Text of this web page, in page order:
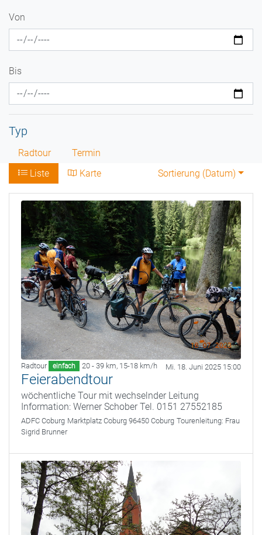
Von
Bis
Typ
Radtour
Termin
Liste
Karte Sortierung (Datum)
Radtour einfach 20 - 39 km, 15-18 km/h Mi. 18. Juni 2025 15:00
Feierabendtour
wöchentliche Tour mit wechselnder Leitung
Information: Werner Schober Tel. 0151 27552185
ADFC Coburg Marktplatz Coburg 96450 Coburg Tourenleitung: Frau
Sigrid Brunner